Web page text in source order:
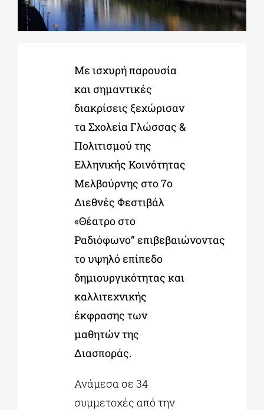
ΕΚΠΑΙΔΕΥΤΙΚΑ ΙΔΡΥΜΑΤΑ
ΠΟΛΙΤΙΣΤΙΚΟΙ ΦΟΡΕΙΣ
Με ισχυρή παρουσία
και σημαντικές
διακρίσεις ξεχώρισαν
τα Σχολεία Γλώσσας &
Πολιτισμού της
Ελληνικής Κοινότητας
Μελβούρνης στο 7ο
Διεθνές Φεστιβάλ
«Θέατρο στο
Ραδιόφωνο” επιβεβαιώνοντας
το υψηλό επίπεδο
δημιουργικότητας και
καλλιτεχνικής
έκφρασης των
μαθητών της
Διασποράς.
Ανάμεσα σε 34
συμμετοχές από την